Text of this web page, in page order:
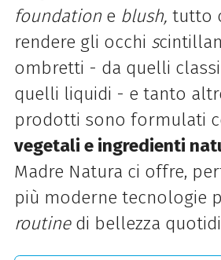
foundatione blush, tutto
rendere gli occhi s
ombretti - da quelli
quelli liquidi - e tanto
prodotti sono formulati
vegetali e ingredienti
Madre Natura ci offre,
più moderne tecnologie
routinedi bellezza